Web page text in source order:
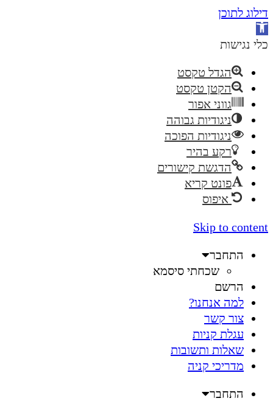
דילוג לתוכן
פתח
סרגל
כלי נגישות
הגדל טקסט
הקטן טקסט
גווני אפור
ניגודיות גבוהה
ניגודיות הפוכה
רקע בהיר
הדגשת קישורים
פונט קריא
איפוס
Skip to content
התחבר
שכחתי סיסמא
הרשם
למה אנחנו?
צור קשר
עגלת קניות
שאלות ותשובות
מדריכי קניה
התחבר